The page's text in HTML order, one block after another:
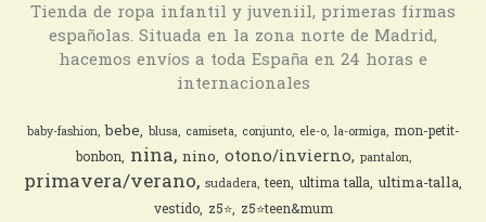
Tienda de ropa infantil y juveniil, primeras firmas
españolas. Situada en la zona norte de Madrid,
hacemos envíos a toda España en 24 horas e
internacionales
baby-fashion bebe blusa camiseta conjunto ele-o la-ormiga mon-petit-
bonbon nina nino otono/invierno pantalon
primavera/verano sudadera teen ultima talla ultima-talla
vestido z5⭐️ z5⭐️teen&mum